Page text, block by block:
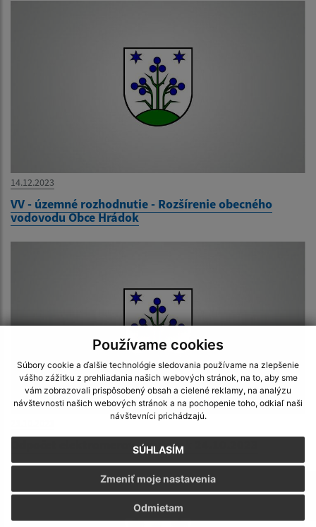
Používame cookies
Súbory cookie a ďalšie technológie sledovania používame na zlepšenie
vášho zážitku z prehliadania našich webových stránok, na to, aby sme
vám zobrazovali prispôsobený obsah a cielené reklamy, na analýzu
návštevnosti našich webových stránok a na pochopenie toho, odkiaľ naši
návštevníci prichádzajú.
SÚHLASÍM
Odmietam
Zmeniť moje nastavenia
14.12.2023
VV - územné rozhodnutie - Rozšírenie obecného
vodovodu Obce Hrádok
Odpočet elektromerov - v utorok 24.10.2023